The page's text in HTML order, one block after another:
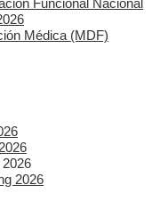
Funcional Nacional
Médica (MDF)
2026